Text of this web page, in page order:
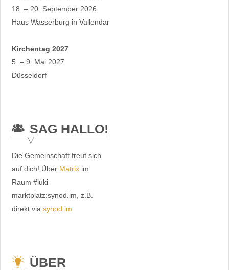
18. – 20. September 2026
Haus Wasserburg in Vallendar
Kirchentag 2027
5. – 9. Mai 2027
Düsseldorf
SAG HALLO!
Die Gemeinschaft freut sich
auf dich! Über Matrixim
Raum #luki-
marktplatz:synod.im, z.B.
direkt via synod.im
ÜBER